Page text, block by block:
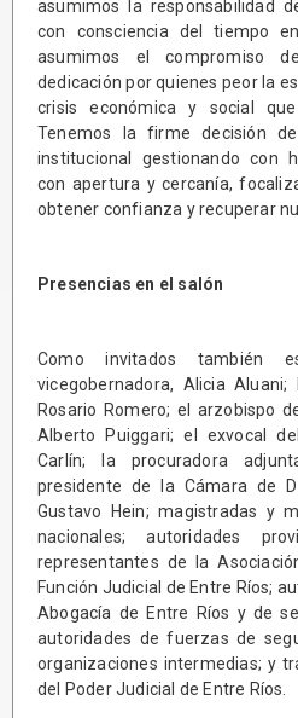
asumimos la responsabilidad
con consciencia del tiempo
asumimos el compromiso
dedicación por quienes peor la
crisis económica y social
Tenemos la firme decisión
institucional gestionando con
con apertura y cercanía,
obtener confianza y recuperar
Presencias en el salón
Como invitados también
vicegobernadora, Alicia
Rosario Romero; el arzobispo
Alberto Puiggari; el exvocal
Carlín; la procuradora
presidente de la Cámara de
Gustavo Hein; magistradas y
nacionales; autoridades
representantes de la
Función Judicial de Entre Ríos;
Abogacía de Entre Ríos y de
autoridades de fuerzas de
organizaciones intermedias; y
del Poder Judicial de Entre Ríos.